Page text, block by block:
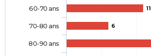
11
6
60-70 ans
70-80 ans
80-90 ans